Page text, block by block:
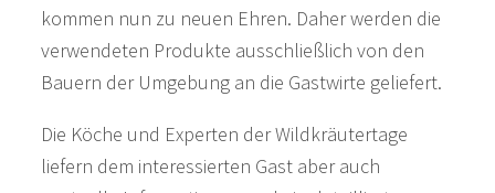
kommen nun zu neuen Ehren. Daher werden die
verwendeten Produkte ausschließlich von den
Bauern der Umgebung an die Gastwirte geliefert.
Die Köche und Experten der Wildkräutertage
liefern dem interessierten Gast aber auch